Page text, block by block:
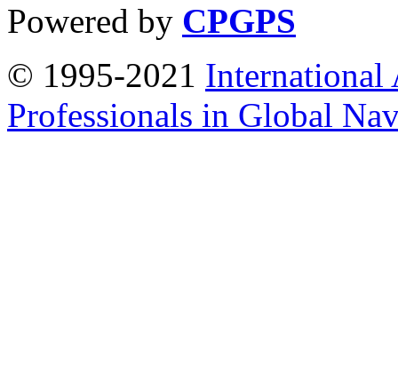
Powered by CPGPS
© 1995-2021 International
Professionals in Global